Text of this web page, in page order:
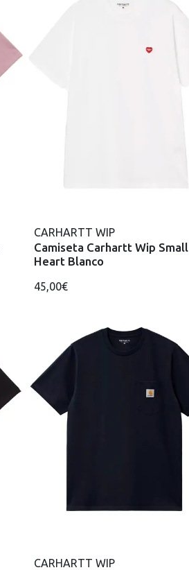
CARHARTT WIP
Camiseta Carhartt Wip Small
Heart Blanco
45,00€
CARHARTT WIP